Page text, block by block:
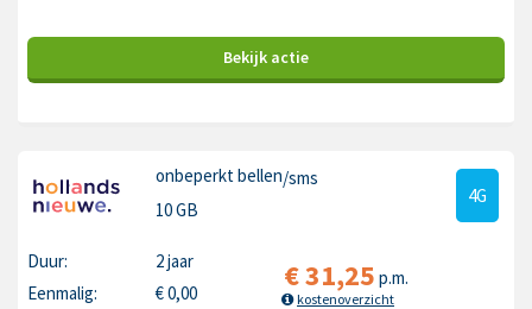
Bekijk actie
onbeperkt bellen/sms
10 GB
4G
Duur:
2 jaar
Eenmalig:
€0,00 €31,25 p.m.
kostenoverzicht